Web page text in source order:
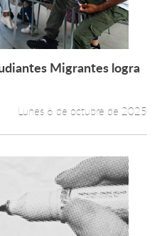
Leer más +
Migrantes logra
Lunes 6 de octubre de 2025